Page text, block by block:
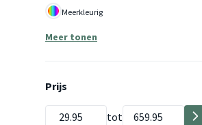
Meerkleurig
Meer tonen
Prijs
tot